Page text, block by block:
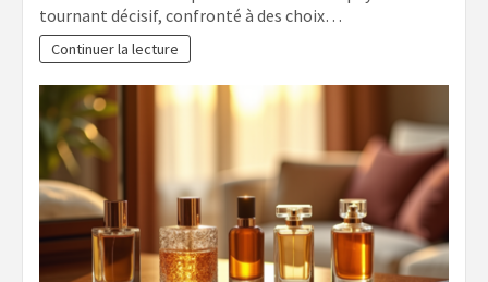
tournant décisif, confronté à des choix…
Continuer la lecture